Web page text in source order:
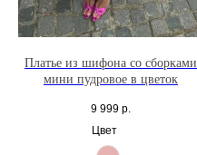
Платье из шифона со сборками
мини пудровое в цветок
9 999 р.
Цвет